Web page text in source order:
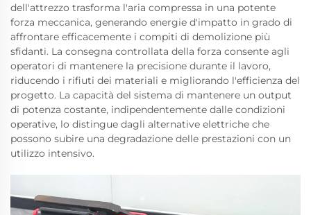
dell'attrezzo trasforma l'aria compressa in una potente
forza meccanica, generando energie d'impatto in grado di
affrontare efficacemente i compiti di demolizione più
sfidanti. La consegna controllata della forza consente agli
operatori di mantenere la precisione durante il lavoro,
riducendo i rifiuti dei materiali e migliorando l'efficienza del
progetto. La capacità del sistema di mantenere un output
di potenza costante, indipendentemente dalle condizioni
operative, lo distingue dagli alternative elettriche che
possono subire una degradazione delle prestazioni con un
utilizzo intensivo.